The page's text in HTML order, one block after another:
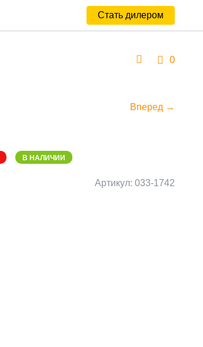
Стать дилером
0
Вперед →
В НАЛИЧИИ
Артикул: 033-1742